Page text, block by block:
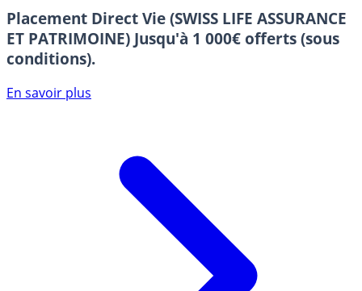
Placement Direct Vie (SWISS LIFE ASSURANCE
ET PATRIMOINE) Jusqu'à 1 000€ offerts (sous
conditions).
En savoir plus